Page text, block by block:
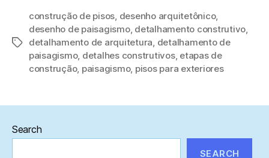
Tags
construção de pisos, desenho arquitetônico,
desenho de paisagismo, detalhamento construtivo,
detalhamento de arquitetura, detalhamento de
paisagismo, detalhes construtivos, etapas de
construção, paisagismo, pisos para exteriores
Search
SEARCH